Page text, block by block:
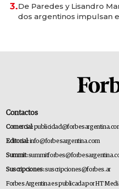
3.De Paredes y Lisandro
dos argentinos impulsan
Contactos
Comercial:
Editorial:info@forbesargentina.com
Summit:
Suscripciones:suscripciones@forbes.ar
Forbes Argentina es publicada por HT